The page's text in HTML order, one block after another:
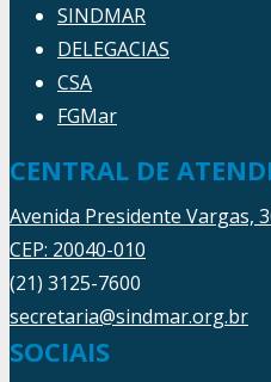
SINDMAR
DELEGACIAS
CSA
FGMar
CENTRAL DE
Avenida Presidente Vargas,
CEP: 20040-010
(21) 3125-7600
secretaria@sindmar.org.br
SOCIAIS